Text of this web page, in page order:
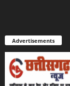
Advertisements